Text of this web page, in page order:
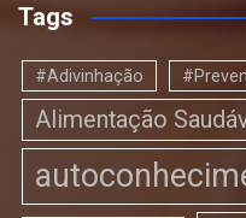
Tags
#Adivinhação
Alimentação